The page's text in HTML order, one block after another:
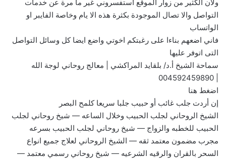
ولان الكثير من زوار الموقع استفسروني غير ما مرة عن خدمات
التواصل والا تصال الموجودة بكثرة هذه الا يام وخاصة الفايبر او
الواتساب
فاني اضعهم بناءا على رغبتكم اخوتي واضع ايضا كل وسائل التواصل
التى اتوفر عليها
سماحة الشيخ أ.د/ بلقايد المراكشي | معالج روحاني لوجة الله
004592459890
اضغط هنا
إن أردت جلب غائب أو حبيب جلبا سريعا كلمح البصر
الشيخ الروحاني لجلب الحبيب وخلال الساعه — شيخ روحاني لجلب
الحبيب للخطبه والزواج — شيخ روحاني لجلب الحبيب بسرعه
مجرب مضمون معتمد ثقه — الشيخ الروحاني لعلاج جميع انواع
السحر بالقران والرقيه الشرعيه — شيخ روحاني رسمي معتمد —